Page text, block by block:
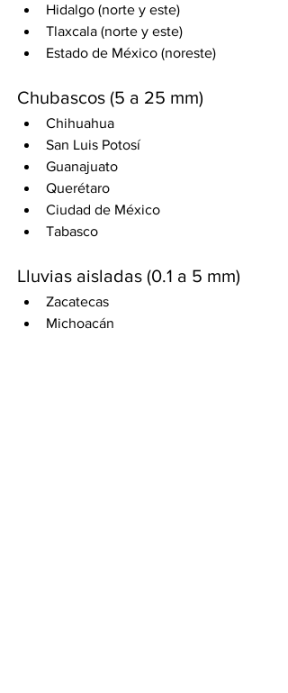
Hidalgo (norte y este)
Tlaxcala (norte y este)
Estado de México (noreste)
Chubascos (5 a 25 mm)
Chihuahua
San Luis Potosí
Guanajuato
Querétaro
Ciudad de México
Tabasco
Lluvias aisladas (0.1 a 5 mm)
Zacatecas
Michoacán